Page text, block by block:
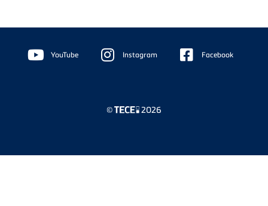
Floating
Sidebar YouTube Instagram Facebook
© 2026